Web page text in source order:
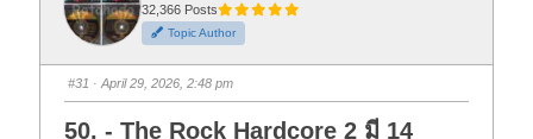
32,366 Posts
Topic Author
#31 · April 29, 2026, 2:48 pm
50. - The Rock Hardcore 2 มี 14